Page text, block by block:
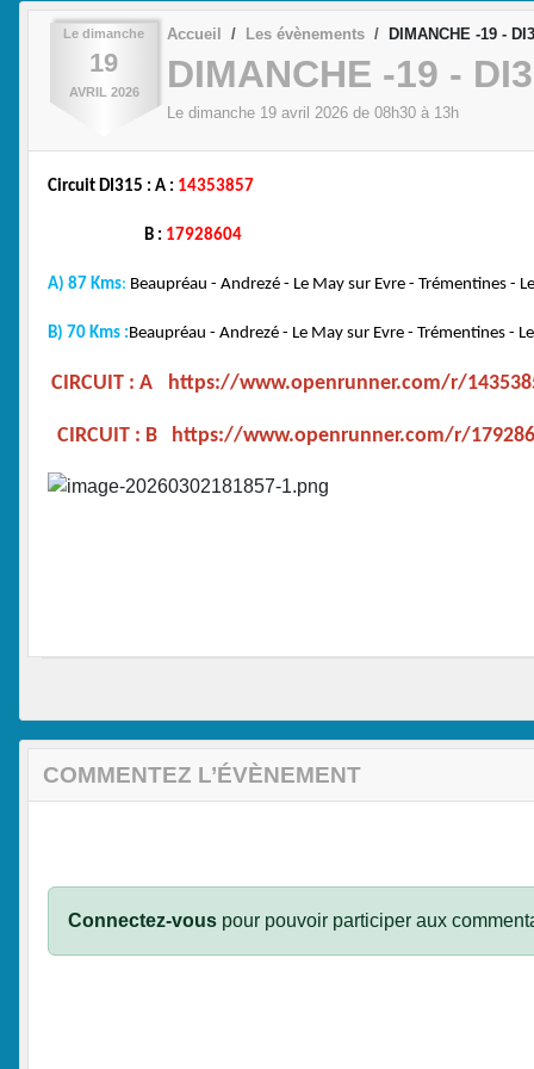
Le dimanche
19
AVRIL 2026
Accueil Les évènements DIMANCHE -19 -
DIMANCHE -19 -
Le dimanche 19 avril 2026 de 08h30 à 13h
Circuit DI315 : A : 14353857
B : 17928604
A) 87 Kms: Beaupréau - Andrezé - Le May sur Evre - Trémentines -
B) 70 Kms : Beaupréau - Andrezé - Le May sur Evre - Trémentines -
CIRCUIT : A https://www.openrunner.com/r/
CIRCUIT : B https://www.openrunner.com/r/
COMMENTEZ L’ÉVÈNEMENT
Connectez-vous pour pouvoir participer aux